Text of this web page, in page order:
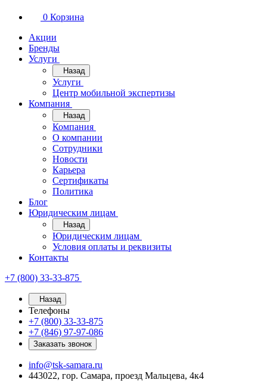
0 Корзина
Акции
Бренды
Услуги
Назад
Услуги
Центр мобильной экспертизы
Компания
Назад
Компания
О компании
Сотрудники
Новости
Карьера
Сертификаты
Политика
Блог
Юридическим лицам
Назад
Юридическим лицам
Условия оплаты и реквизиты
Контакты
+7 (800) 33-33-875
Назад
Телефоны
+7 (800) 33-33-875
+7 (846) 97-97-086
Заказать звонок
info@tsk-samara.ru
443022, гор. Самара, проезд Мальцева, 4к4